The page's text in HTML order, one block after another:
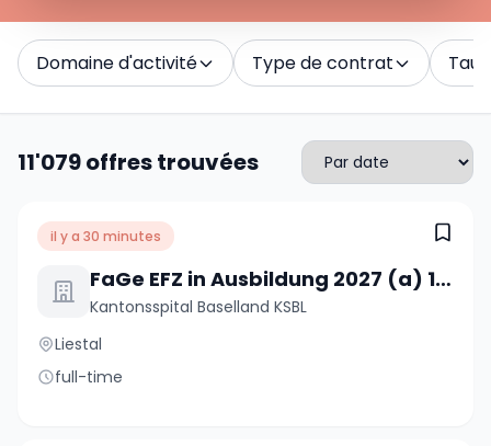
Domaine d'activité Type de contrat
11'079 offres trouvées
il y a 30 minutes
FaGe EFZ in Ausbildung 2027 (a) 100%
Kantonsspital Baselland KSBL
Liestal
full-time